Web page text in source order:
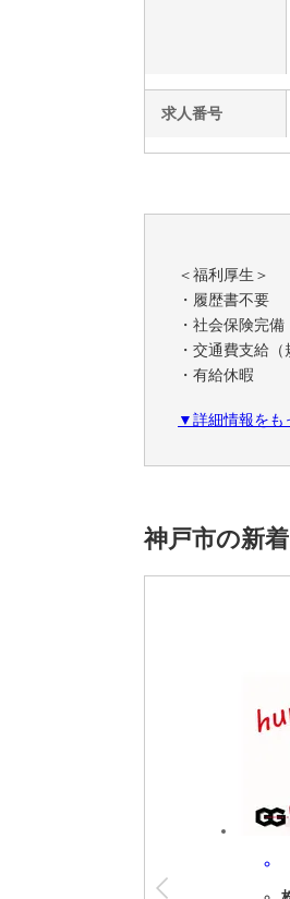
求人番号
＜福利厚生＞
・履歴書不要
・社会保険完備
・交通費支給（
・有給休暇
★日払いOK！（
＜アクセス＞
阪神電鉄「深江
※雇用元は株式
▼詳細情報をも
神戸市の新